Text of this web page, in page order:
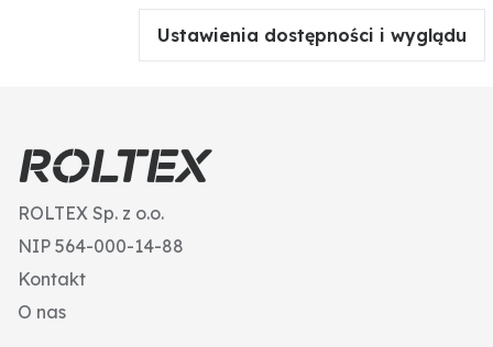
Ustawienia dostępności i wyglądu
ROLTEX Sp. z o.o.
NIP 564-000-14-88
Kontakt
O nas